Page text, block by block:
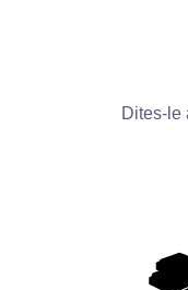
Dites-le